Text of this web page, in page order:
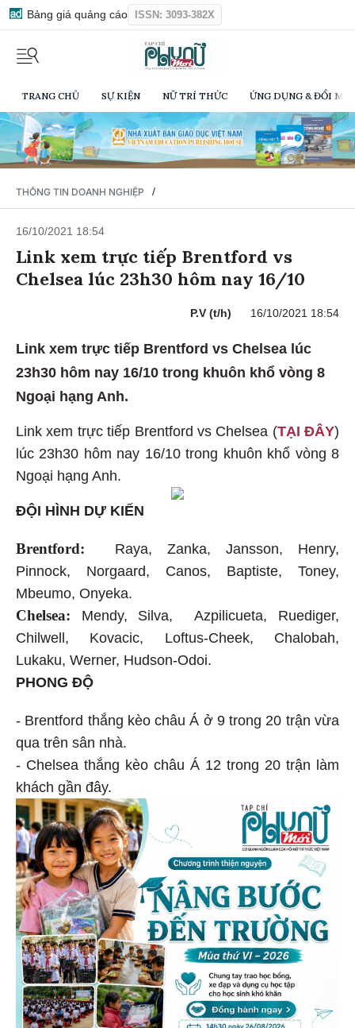
Bảng giá quảng cáo ISSN: 3093-382X
TRANG CHỦ SỰ KIỆN NỮ TRÍ THỨC ỨNG DỤNG & ĐỔI
THÔNG TIN DOANH NGHIỆP /
16/10/2021 18:54
Link xem trực tiếp Brentford vs
Chelsea lúc 23h30 hôm nay 16/10
P.V (t/h) 16/10/2021 18:54
Link xem trực tiếp Brentford vs Chelsea lúc
23h30 hôm nay 16/10 trong khuôn khổ vòng 8
Ngoại hạng Anh.
Link xem trực tiếp Brentford vs Chelsea (TẠI ĐÂY)
lúc 23h30 hôm nay 16/10 trong khuôn khổ vòng 8
Ngoại hạng Anh.
ĐỘI HÌNH DỰ KIẾN
Brentford:
Raya, Zanka, Jansson, Henry,
Pinnock, Norgaard, Canos, Baptiste, Toney,
Mbeumo, Onyeka.
Chelsea: Mendy, Silva, Azpilicueta, Ruediger,
Chilwell, Kovacic, Loftus-Cheek, Chalobah,
Lukaku, Werner, Hudson-Odoi.
PHONG ĐỘ
- Brentford thắng kèo châu Á ở 9 trong 20 trận vừa
qua trên sân nhà.
- Chelsea thắng kèo châu Á 12 trong 20 trận làm
khách gần đây.